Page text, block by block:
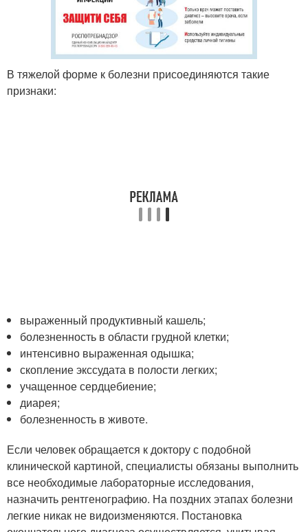
В тяжелой форме к болезни присоединяются такие
признаки:
выраженный продуктивный кашель;
болезненность в области грудной клетки;
интенсивно выраженная одышка;
скопление экссудата в полости легких;
учащенное сердцебиение;
диарея;
болезненность в животе.
Если человек обращается к доктору с подобной
клинической картиной, специалисты обязаны выполнить
все необходимые лабораторные исследования,
назначить рентгенографию. На поздних этапах болезни
легкие никак не видоизменяются. Постановка